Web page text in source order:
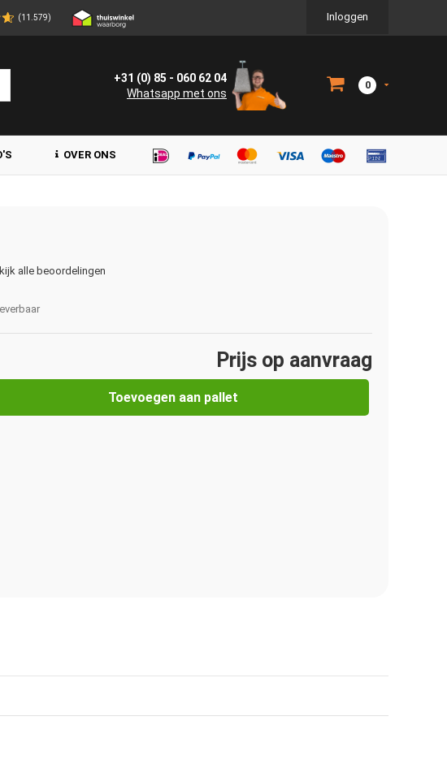
(11.579) Inloggen
+31 (0) 85 - 060 62 04
Whatsapp met ons
0
OVER ONS
alle beoordelingen
Prijs op aanvraag
Toevoegen aan pallet